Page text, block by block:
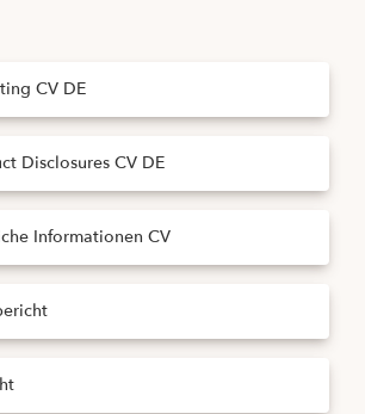
CV DE
Disclosures CV DE
Informationen CV